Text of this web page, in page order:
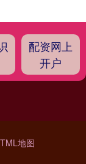
配资网上
开户
地图